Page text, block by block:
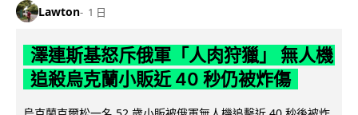
Lawton 1 日
澤連斯基怒斥俄軍「人肉狩獵」 無人機
追殺烏克蘭小販近 40 秒仍被炸傷